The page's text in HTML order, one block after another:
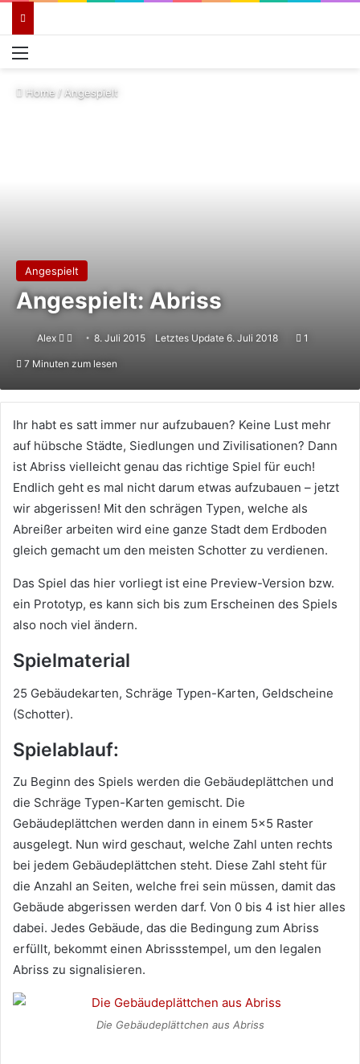
Menü
Home/ Angespielt
Angespielt
Angespielt: Abriss
Alex
Follow
Sende8. Juli 2015 Letztes Update 6. Juli 2018 1
7 Minuten zum lesen
Ihr habt es satt immer nur aufzubauen? Keine Lust mehr
auf hübsche Städte, Siedlungen und Zivilisationen? Dann
ist Abriss vielleicht genau das richtige Spiel für euch!
Endlich geht es mal nicht darum etwas aufzubauen – jetzt
wir abgerissen! Mit den schrägen Typen, welche als
Abreißer arbeiten wird eine ganze Stadt dem Erdboden
gleich gemacht um den meisten Schotter zu verdienen.
Das Spiel das hier vorliegt ist eine Preview-Version bzw.
ein Prototyp, es kann sich bis zum Erscheinen des Spiels
also noch viel ändern.
Spielmaterial
25 Gebäudekarten, Schräge Typen-Karten, Geldscheine
(Schotter).
Spielablauf:
Zu Beginn des Spiels werden die Gebäudeplättchen und
die Schräge Typen-Karten gemischt. Die
Gebäudeplättchen werden dann in einem 5×5 Raster
ausgelegt. Nun wird geschaut, welche Zahl unten rechts
bei jedem Gebäudeplättchen steht. Diese Zahl steht für
die Anzahl an Seiten, welche frei sein müssen, damit das
Gebäude abgerissen werden darf. Von 0 bis 4 ist hier alles
dabei. Jedes Gebäude, das die Bedingung zum Abriss
erfüllt, bekommt einen Abrissstempel, um den legalen
Abriss zu signalisieren.
Die Gebäudeplättchen aus Abriss